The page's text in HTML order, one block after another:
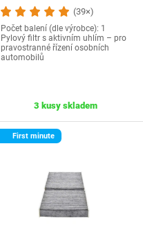
(39×)
Počet balení (dle výrobce): 1
Pylový filtr s aktivním uhlím – pro
pravostranné řízení osobních
automobilů
3 kusy skladem
First minute